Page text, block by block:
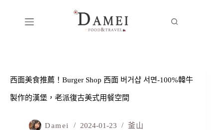
西面美食推薦！Burger Shop 西面 버거샵 서면-100%韓牛
製作的漢堡，老派復古美式用餐空間
Damei 2024-01-23 釜山